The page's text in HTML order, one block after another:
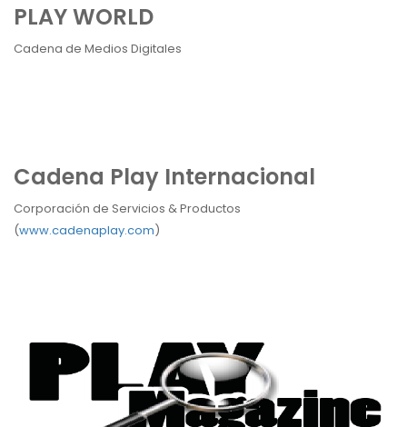
PLAY WORLD
Cadena de Medios Digitales
Cadena Play Internacional
Corporación de Servicios & Productos
(www.cadenaplay.com)